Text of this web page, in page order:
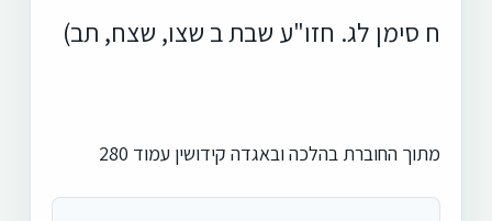
ח סימן לג. חזו"ע שבת ב שצו, שצח, תב)
מתוך החוברת בהלכה ובאגדה קידושין עמוד 280